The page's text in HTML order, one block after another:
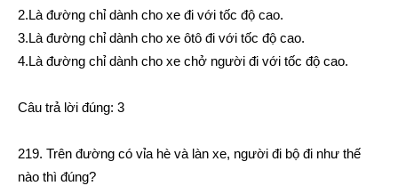
2.Là đường chỉ dành cho xe đi với tốc độ cao.
3.Là đường chỉ dành cho xe ôtô đi với tốc độ cao.
4.Là đường chỉ dành cho xe chở người đi với tốc độ cao.
Câu trả lời đúng: 3
219. Trên đường có vỉa hè và làn xe, người đi bộ đi như thế
nào thì đúng?